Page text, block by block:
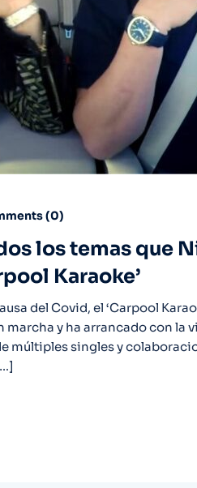
(0)
los temas que
Karaoke’
del Covid, el ‘Carpool
marcha y ha arrancado con la
múltiples singles y